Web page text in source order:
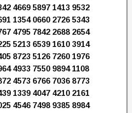
4669 5897 1413 9532
1354 0660 2726 5343
4795 7842 2688 2654
5213 6539 1610 3914
8723 5126 7260 1976
4933 7550 9894 1108
4573 6766 7036 8773
1339 4047 4210 2161
4546 7498 9385 8984